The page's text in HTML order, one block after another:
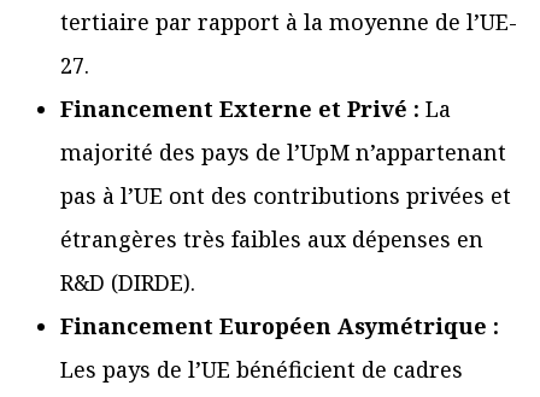
tertiaire par rapport à la moyenne de l’UE-
27.
Financement Externe et Privé : La
majorité des pays de l’UpM n’appartenant
pas à l’UE ont des contributions privées et
étrangères très faibles aux dépenses en
R&D (DIRDE).
Financement Européen Asymétrique :
Les pays de l’UE bénéficient de cadres